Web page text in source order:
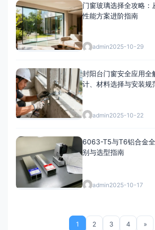
门窗玻璃选择全攻略：
性能方案进阶指南
admin2025-10-29
封阳台门窗安全应用全
计、材料选择与安装规
admin2025-10-22
6063-T5与T6铝合金
别与选型指南
admin2025-10-17
1 2 3 4 »